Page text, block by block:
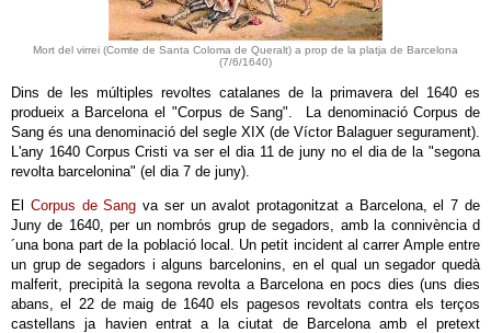
Mort del virrei (Comte de Santa Coloma de Queralt) a prop de la platja de Barcelona
(7/6/1640)
Dins de les múltiples revoltes catalanes de la primavera del 1640 es
produeix a Barcelona el "Corpus de Sang". La denominació Corpus de
Sang és una denominació del segle XIX (de Víctor Balaguer segurament).
L'any 1640 Corpus Cristi va ser el dia 11 de juny no el dia de la "segona
revolta barcelonina" (el dia 7 de juny).
El Corpus de Sang va ser un avalot protagonitzat a Barcelona, el 7 de
Juny de 1640, per un nombrós grup de segadors, amb la connivència d
´una bona part de la població local. Un petit incident al carrer Ample entre
un grup de segadors i alguns barcelonins, en el qual un segador quedà
malferit, precipità la segona revolta a Barcelona en pocs dies (uns dies
abans, el 22 de maig de 1640 els pagesos revoltats contra els terços
castellans ja havien entrat a la ciutat de Barcelona amb el pretext